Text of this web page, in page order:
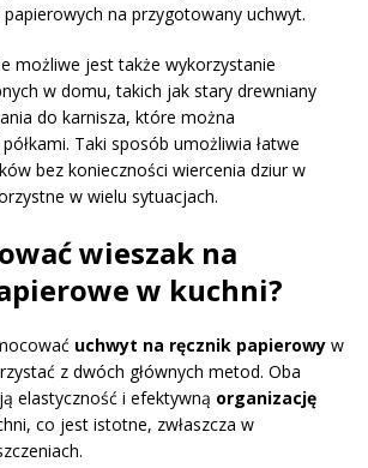
na przygotowany uchwyt.
możliwe jest także wykorzystanie
w domu, takich jak stary drewniany
do karnisza, które można
Taki sposób umożliwia łatwe
bez konieczności wiercenia dziur w
w wielu sytuacjach.
wieszak na
w kuchni?
uchwyt na ręcznik papierowy w
z dwóch głównych metod. Oba
elastyczność i efektywną organizację
co jest istotne, zwłaszcza w